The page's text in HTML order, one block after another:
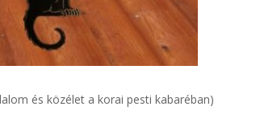
és közélet a korai pesti kabaréban)